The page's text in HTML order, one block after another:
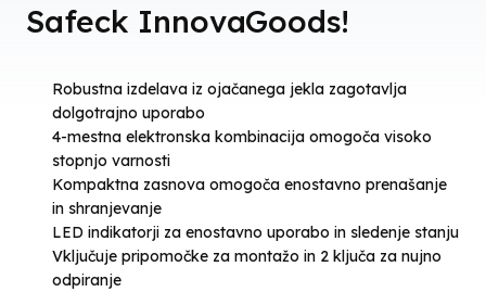
Safeck InnovaGoods!🔒
Robustna izdelava iz ojačanega jekla zagotavlja
dolgotrajno uporabo
4-mestna elektronska kombinacija omogoča visoko
stopnjo varnosti
Kompaktna zasnova omogoča enostavno prenašanje
in shranjevanje
LED indikatorji za enostavno uporabo in sledenje stanju
Vključuje pripomočke za montažo in 2 ključa za nujno
odpiranje